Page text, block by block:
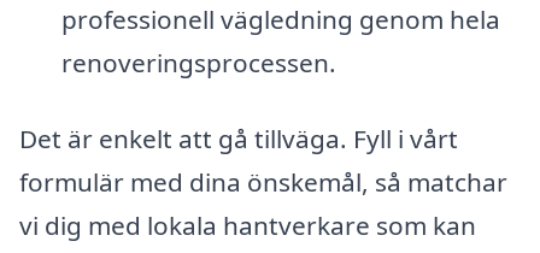
professionell vägledning genom hela
renoveringsprocessen.
Det är enkelt att gå tillväga. Fyll i vårt
formulär med dina önskemål, så matchar
vi dig med lokala hantverkare som kan